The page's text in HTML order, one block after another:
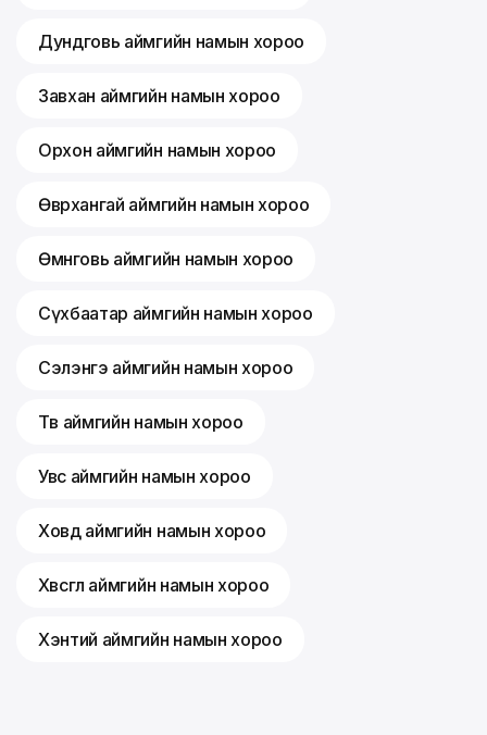
Дундговь аймгийн намын хороо
Завхан аймгийн намын хороо
Орхон аймгийн намын хороо
Өвөрхангай аймгийн намын хороо
Өмнөговь аймгийн намын хороо
Сүхбаатар аймгийн намын хороо
Сэлэнгэ аймгийн намын хороо
Төв аймгийн намын хороо
Увс аймгийн намын хороо
Ховд аймгийн намын хороо
Хөвсгөл аймгийн намын хороо
Хэнтий аймгийн намын хороо